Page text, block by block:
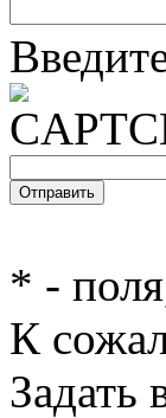
* -
К
Задать